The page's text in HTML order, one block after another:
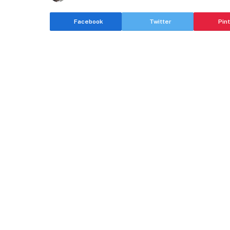
Facebook Twitter